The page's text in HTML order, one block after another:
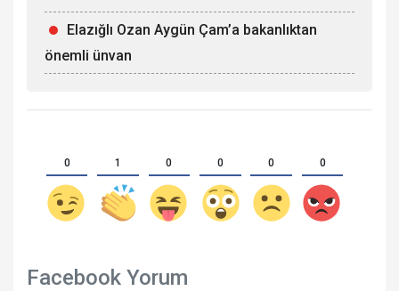
Elazığlı Ozan Aygün Çam’a bakanlıktan
önemli ünvan
0 1 0 0 0 0
Facebook Yorum